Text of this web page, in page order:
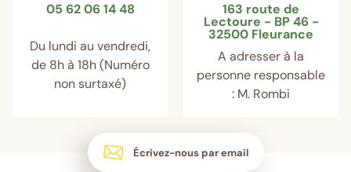
05 62 06 14 48
Du lundi au vendredi,
de 8h à 18h (Numéro
non surtaxé)
163 route de
Lectoure - BP 46 -
32500 Fleurance
A adresser à la
personne responsable
: M. Rombi
Écrivez-nous par email